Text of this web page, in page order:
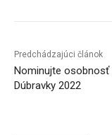
Predchádzajúci článok
Nominujte osobnosť
Dúbravky 2022